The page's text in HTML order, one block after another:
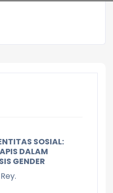
SOSIAL:
DALAM
GENDER